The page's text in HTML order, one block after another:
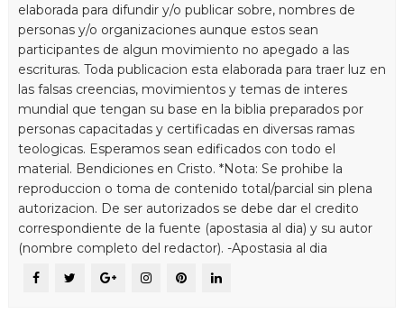
elaborada para difundir y/o publicar sobre, nombres de
personas y/o organizaciones aunque estos sean
participantes de algun movimiento no apegado a las
escrituras. Toda publicacion esta elaborada para traer luz en
las falsas creencias, movimientos y temas de interes
mundial que tengan su base en la biblia preparados por
personas capacitadas y certificadas en diversas ramas
teologicas. Esperamos sean edificados con todo el
material. Bendiciones en Cristo. *Nota: Se prohibe la
reproduccion o toma de contenido total/parcial sin plena
autorizacion. De ser autorizados se debe dar el credito
correspondiente de la fuente (apostasia al dia) y su autor
(nombre completo del redactor). -Apostasia al dia